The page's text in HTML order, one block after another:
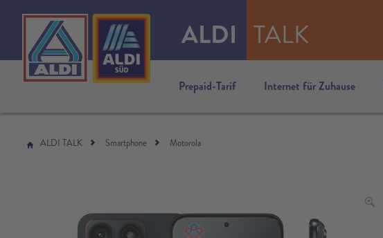
ALDI TALK
Prepaid-Tarif Internet für Zuhause
ALDI TALK Smartphone Motorola